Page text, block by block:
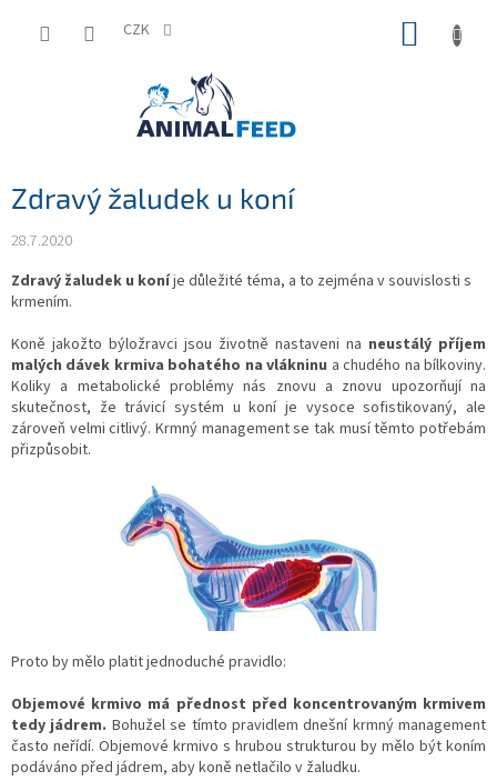
CZK
Zdravý žaludek u koní
28.7.2020
Zdravý žaludek u koníje důležité téma, a to zejména v souvislosti s
krmením.
Koně jakožto býložravci jsou životně nastaveni na neustálý příjem
malých dávek krmiva bohatého na vlákninu a chudého na bílkoviny.
Koliky a metabolické problémy nás znovu a znovu upozorňují na
skutečnost, že trávicí systém u koní je vysoce sofistikovaný, ale
zároveň velmi citlivý. Krmný management se tak musí těmto potřebám
přizpůsobit.
Proto by mělo platit jednoduché pravidlo:
Objemové krmivo má přednost před koncentrovaným krmivem
tedy jádrem. Bohužel se tímto pravidlem dnešní krmný management
často neřídí. Objemové krmivo s hrubou strukturou by mělo být koním
podáváno před jádrem, aby koně netlačilo v žaludku.